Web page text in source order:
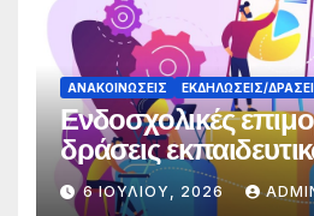
ΑΝΑΚΟΙΝΏΣΕΙΣ ΕΚΔΗΛΏΣΕΙΣ/
Ενδοσχολικές
δράσεις
γονέων
6 ΙΟΥΛΊΟΥ, 2026